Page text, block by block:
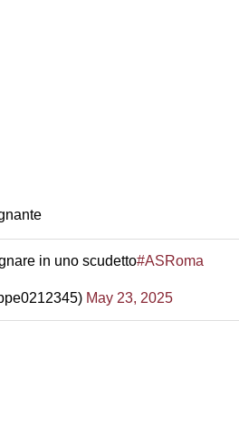
in uno scudetto#ASRoma
May 23, 2025